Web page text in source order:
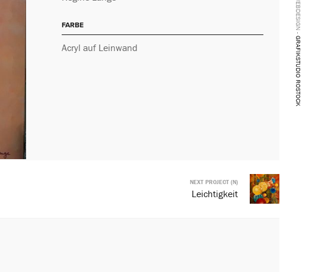
WEBDESIGN -
GRAFIKSTUDIO ROSTOCK
FARBE
Acryl auf Leinwand
NEXT PROJECT (N)
Leichtigkeit